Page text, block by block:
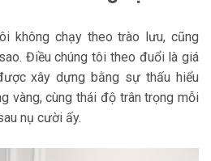
không chạy theo trào lưu, cũng
Điều chúng tôi theo đuổi là giá
xây dựng bằng sự thấu hiểu
vàng, cùng thái độ trân trọng mỗi
nụ cười ấy.